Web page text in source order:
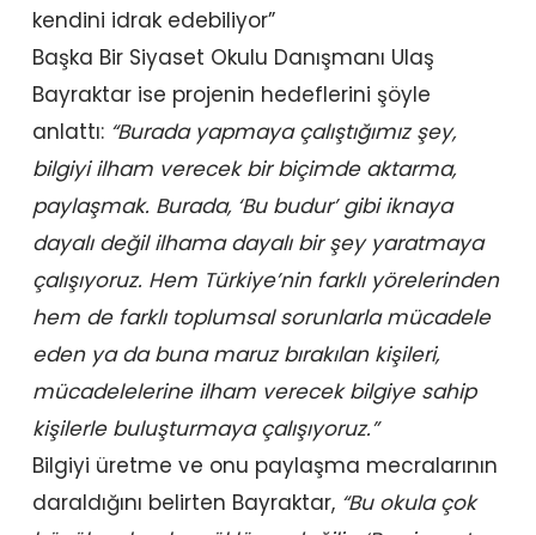
kendini idrak edebiliyor”
Başka Bir Siyaset Okulu Danışmanı Ulaş
Bayraktar ise projenin hedeflerini şöyle
anlattı: “Burada yapmaya çalıştığımız şey,
bilgiyi ilham verecek bir biçimde aktarma,
paylaşmak. Burada, ‘Bu budur’ gibi iknaya
dayalı değil ilhama dayalı bir şey yaratmaya
çalışıyoruz. Hem Türkiye’nin farklı yörelerinden
hem de farklı toplumsal sorunlarla mücadele
eden ya da buna maruz bırakılan kişileri,
mücadelelerine ilham verecek bilgiye sahip
kişilerle buluşturmaya çalışıyoruz.”
Bilgiyi üretme ve onu paylaşma mecralarının
daraldığını belirten Bayraktar, “Bu okula çok